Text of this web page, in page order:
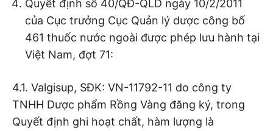
Quyết định số 40/QĐ-QLD ngày 10/2/2011
của Cục trưởng Cục Quản lý dược công bố
461 thuốc nước ngoài được phép lưu hành tại
Việt Nam, đợt 71:
4.1. Valgisup, SĐK: VN-11792-11 do công ty
TNHH Dược phẩm Rồng Vàng đăng ký, trong
Quyết định ghi hoạt chất, hàm lượng là